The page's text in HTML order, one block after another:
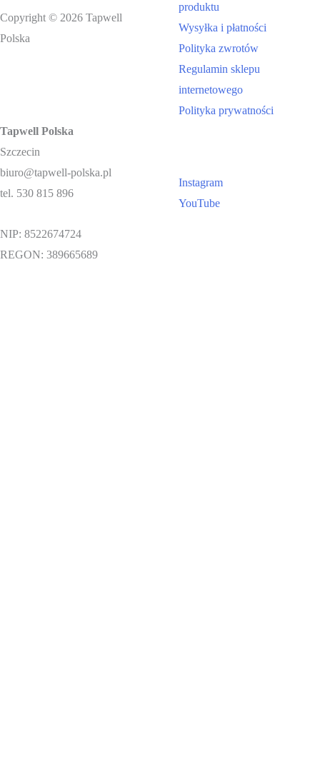
Copyright © 2026 Tapwell
Polska
produktu
Wysyłka i płatności
Polityka zwrotów
Regulamin sklepu
internetowego
Polityka prywatności
Tapwell Polska
Szczecin
biuro@tapwell-polska.pl
tel. 530 815 896
NIP: 8522674724
REGON: 389665689
Instagram
YouTube